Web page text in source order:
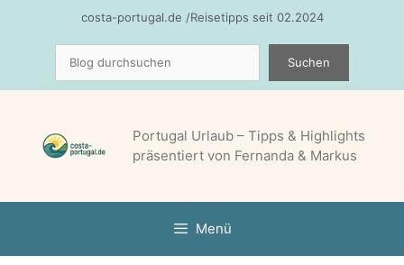
costa-portugal.de /Reisetipps seit 02.2024
Suchen
Portugal Urlaub – Tipps & Highlights
präsentiert von Fernanda & Markus
Menü